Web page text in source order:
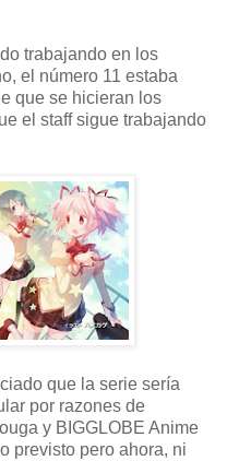
trabajando en los
el número 11 estaba
que se hicieran los
el staff sigue trabajando
que la serie sería
por razones de
y BIGGLOBE Anime
previsto pero ahora, ni